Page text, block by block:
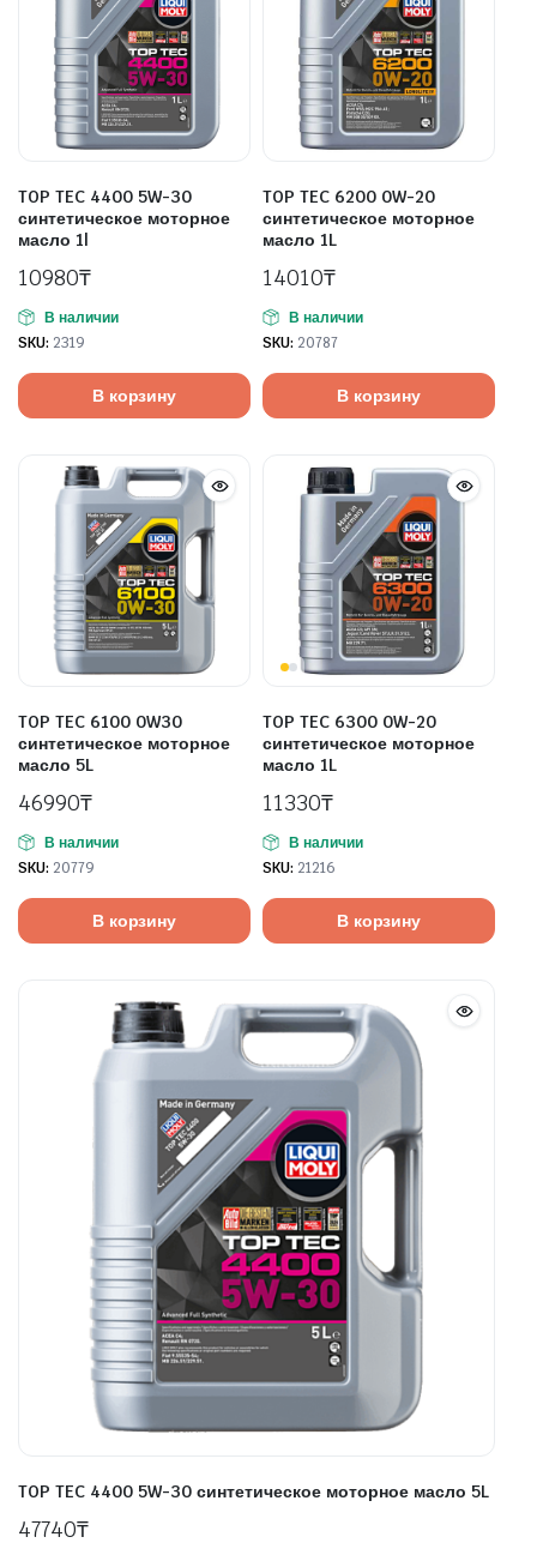
TOP TEC 4400 5W-30
синтетическое моторное
масло 1l
10980₸
В наличии
SKU: 2319
В корзину
TOP TEC 6200 0W-20
синтетическое моторное
масло 1L
14010₸
В наличии
SKU: 20787
В корзину
TOP TEC 6100 0W30
синтетическое моторное
масло 5L
46990₸
В наличии
SKU: 20779
В корзину
TOP TEC 6300 0W-20
синтетическое моторное
масло 1L
11330₸
В наличии
SKU: 21216
В корзину
TOP TEC 4400 5W-30 синтетическое моторное масло 5L
47740₸